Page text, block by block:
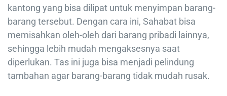
kantong yang bisa dilipat untuk menyimpan barang-
barang tersebut. Dengan cara ini, Sahabat bisa
memisahkan oleh-oleh dari barang pribadi lainnya,
sehingga lebih mudah mengaksesnya saat
diperlukan. Tas ini juga bisa menjadi pelindung
tambahan agar barang-barang tidak mudah rusak.